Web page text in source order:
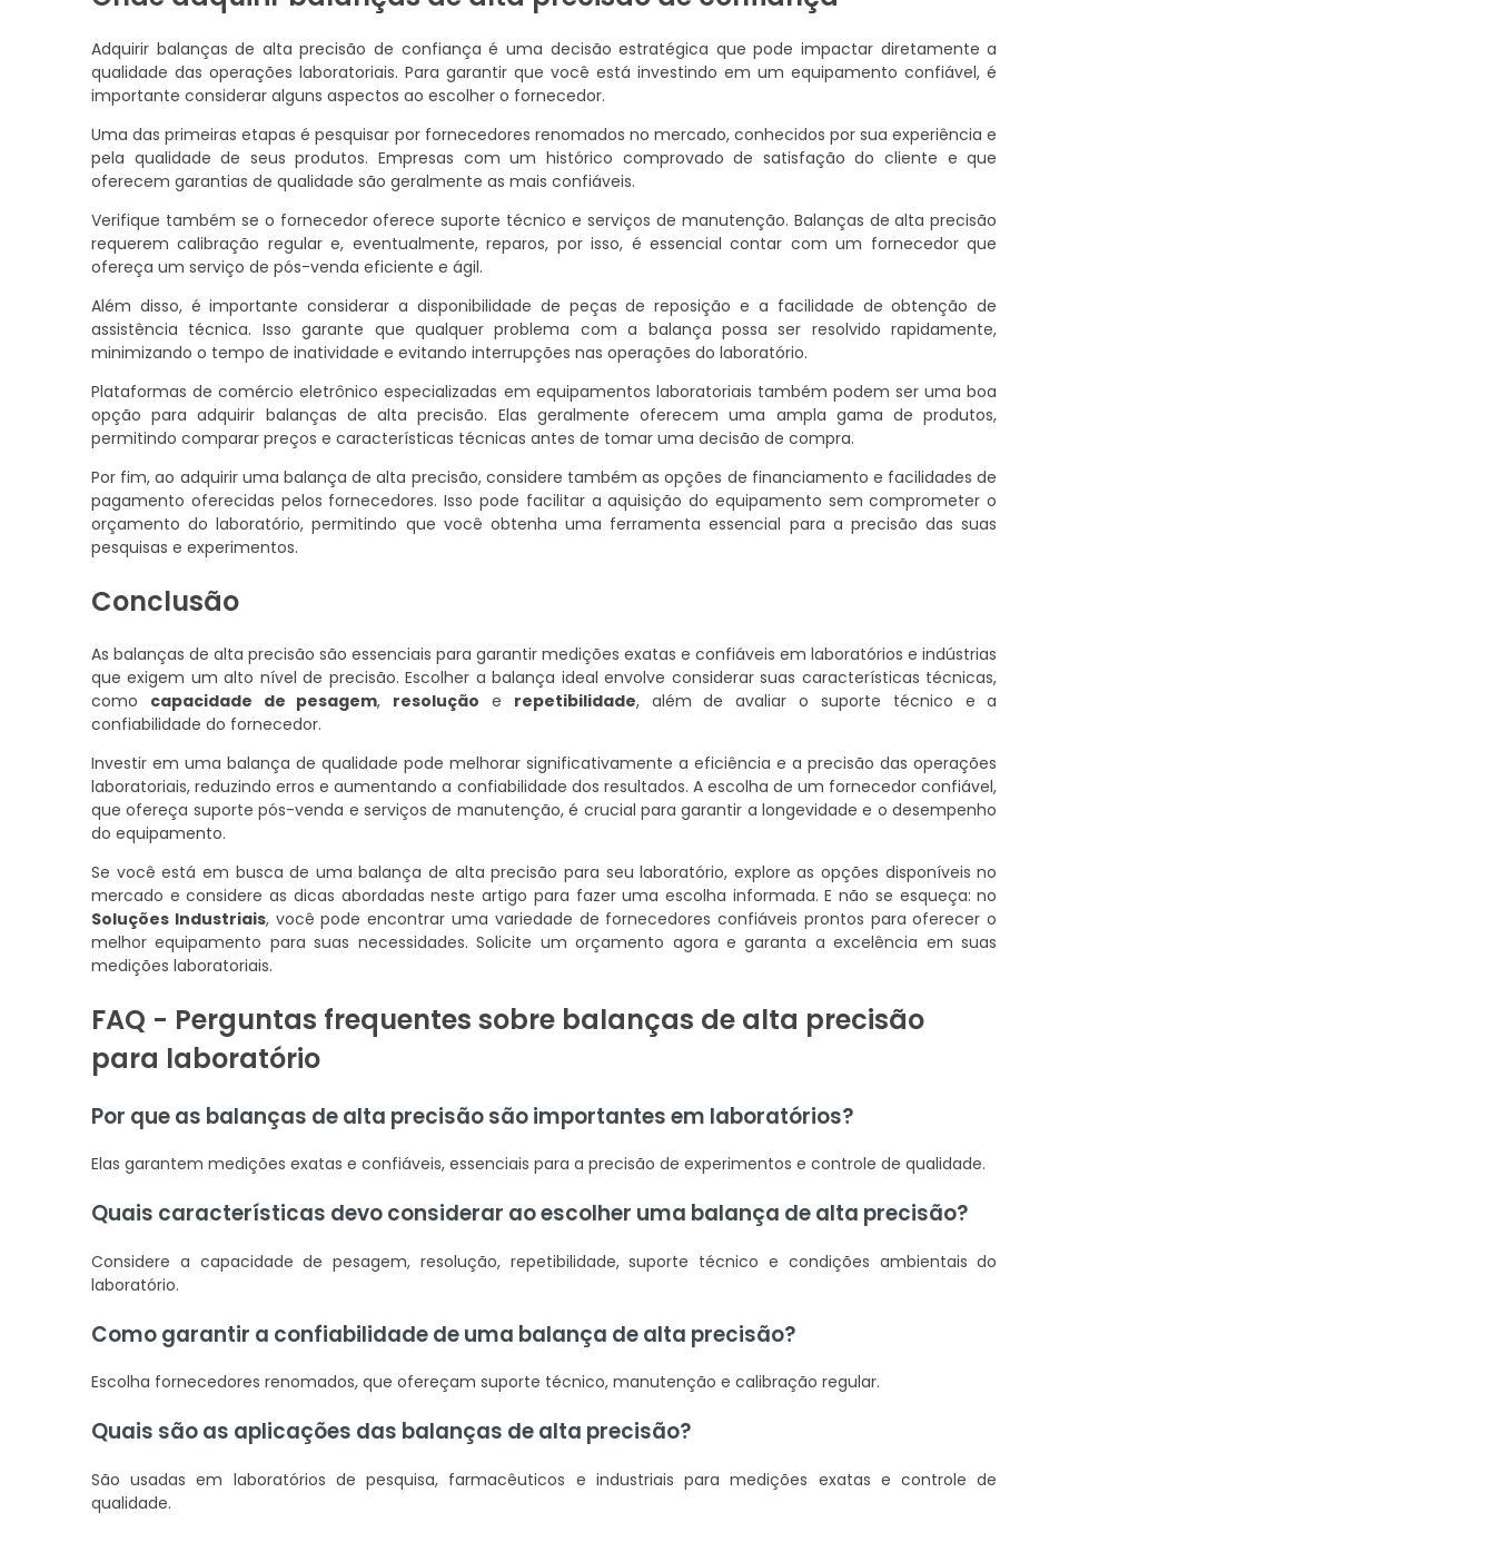
Adquirir balanças de alta precisão de confiança é uma decisão estratégica que pode impactar diretamente a
qualidade das operações laboratoriais. Para garantir que você está investindo em um equipamento confiável, é
importante considerar alguns aspectos ao escolher o fornecedor.
Uma das primeiras etapas é pesquisar por fornecedores renomados no mercado, conhecidos por sua experiência e
pela qualidade de seus produtos. Empresas com um histórico comprovado de satisfação do cliente e que
oferecem garantias de qualidade são geralmente as mais confiáveis.
Verifique também se o fornecedor oferece suporte técnico e serviços de manutenção. Balanças de alta precisão
requerem calibração regular e, eventualmente, reparos, por isso, é essencial contar com um fornecedor que
ofereça um serviço de pós-venda eficiente e ágil.
Além disso, é importante considerar a disponibilidade de peças de reposição e a facilidade de obtenção de
assistência técnica. Isso garante que qualquer problema com a balança possa ser resolvido rapidamente,
minimizando o tempo de inatividade e evitando interrupções nas operações do laboratório.
Plataformas de comércio eletrônico especializadas em equipamentos laboratoriais também podem ser uma boa
opção para adquirir balanças de alta precisão. Elas geralmente oferecem uma ampla gama de produtos,
permitindo comparar preços e características técnicas antes de tomar uma decisão de compra.
Por fim, ao adquirir uma balança de alta precisão, considere também as opções de financiamento e facilidades de
pagamento oferecidas pelos fornecedores. Isso pode facilitar a aquisição do equipamento sem comprometer o
orçamento do laboratório, permitindo que você obtenha uma ferramenta essencial para a precisão das suas
pesquisas e experimentos.
Conclusão
As balanças de alta precisão são essenciais para garantir medições exatas e confiáveis em laboratórios e indústrias
que exigem um alto nível de precisão. Escolher a balança ideal envolve considerar suas características técnicas,
como capacidade de pesagem, resolução e repetibilidade, além de avaliar o suporte técnico e a
confiabilidade do fornecedor.
Investir em uma balança de qualidade pode melhorar significativamente a eficiência e a precisão das operações
laboratoriais, reduzindo erros e aumentando a confiabilidade dos resultados. A escolha de um fornecedor confiável,
que ofereça suporte pós-venda e serviços de manutenção, é crucial para garantir a longevidade e o desempenho
do equipamento.
Se você está em busca de uma balança de alta precisão para seu laboratório, explore as opções disponíveis no
mercado e considere as dicas abordadas neste artigo para fazer uma escolha informada. E não se esqueça: no
Soluções Industriais, você pode encontrar uma variedade de fornecedores confiáveis prontos para oferecer o
melhor equipamento para suas necessidades. Solicite um orçamento agora e garanta a excelência em suas
medições laboratoriais.
FAQ - Perguntas frequentes sobre balanças de alta precisão
para laboratório
Por que as balanças de alta precisão são importantes em laboratórios?
Elas garantem medições exatas e confiáveis, essenciais para a precisão de experimentos e controle de qualidade.
Quais características devo considerar ao escolher uma balança de alta precisão?
Considere a capacidade de pesagem, resolução, repetibilidade, suporte técnico e condições ambientais do
laboratório.
Como garantir a confiabilidade de uma balança de alta precisão?
Escolha fornecedores renomados, que ofereçam suporte técnico, manutenção e calibração regular.
Quais são as aplicações das balanças de alta precisão?
São usadas em laboratórios de pesquisa, farmacêuticos e industriais para medições exatas e controle de
qualidade.